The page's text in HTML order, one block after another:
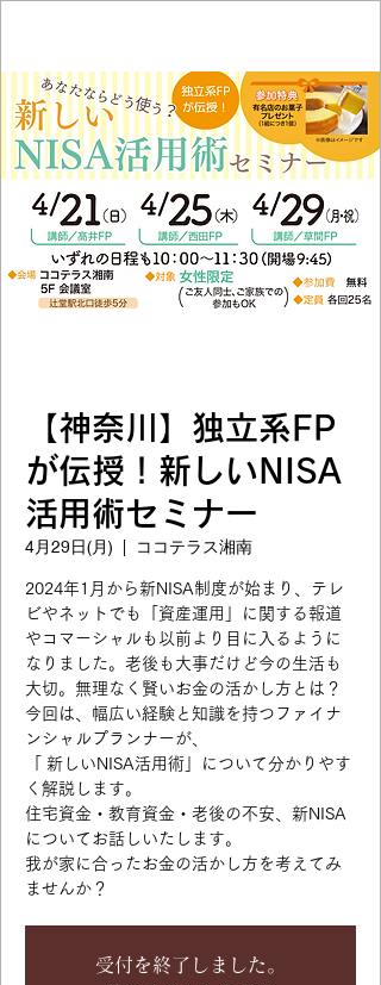
【神奈川】独立系FP
が伝授！新しいNISA
活用術セミナー
4月29日(月)
  |
ココテラス湘南
2024年1月から新NISA制度が始まり、テレ
ビやネットでも「資産運用」に関する報道
やコマーシャルも以前より目に入るように
なりました。老後も大事だけど今の生活も
大切。無理なく賢いお金の活かし方とは？
今回は、幅広い経験と知識を持つファイナ
ンシャルプランナーが、
「 新しいNISA活用術」について分かりやす
く解説します。
住宅資金・教育資金・老後の不安、新NISA
についてお話しいたします。
我が家に合ったお金の活かし方を考えてみ
ませんか？
受付を終了しました。